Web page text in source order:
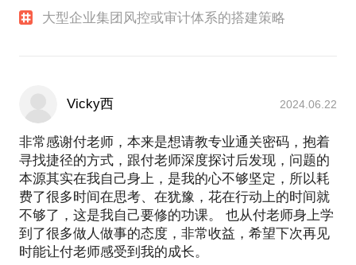
大型企业集团风控或审计体系的搭建策略
Vicky西 2024.06.22
非常感谢付老师，本来是想请教专业通关密码，抱着
寻找捷径的方式，跟付老师深度探讨后发现，问题的
本源其实在我自己身上，是我的心不够坚定，所以耗
费了很多时间在思考、在犹豫，花在行动上的时间就
不够了，这是我自己要修的功课。 也从付老师身上学
到了很多做人做事的态度，非常收益，希望下次再见
时能让付老师感受到我的成长。